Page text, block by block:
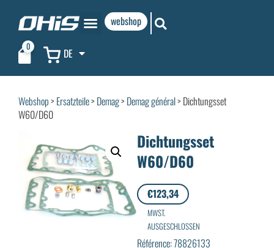
webshop
0 DE
Webshop> Ersatzteile> Demag> Demag général> Dichtungsset
W60/D60
Dichtungsset
W60/D60
€123,34
MWST.
AUSGESCHLOSSEN
Référence: 78826133